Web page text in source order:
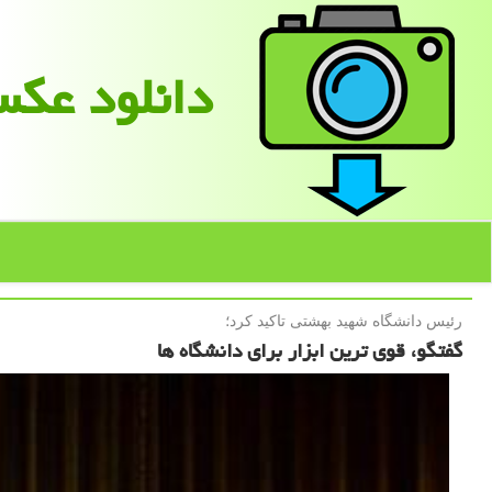
دانلود
رئیس دانشگاه شهید بهشتی تاكید كرد؛
گفتگو، قوی ترین ابزار برای دانشگاه ها